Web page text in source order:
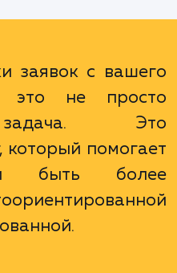
и использовать
более
заявок с